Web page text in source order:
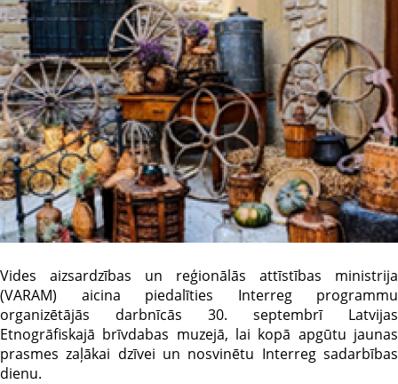
Vides aizsardzības un reģionālās attīstības ministrija
(VARAM) aicina piedalīties Interreg programmu
organizētājās darbnīcās 30. septembrī Latvijas
Etnogrāfiskajā brīvdabas muzejā, lai kopā apgūtu jaunas
prasmes zaļākai dzīvei un nosvinētu Interreg sadarbības
dienu.